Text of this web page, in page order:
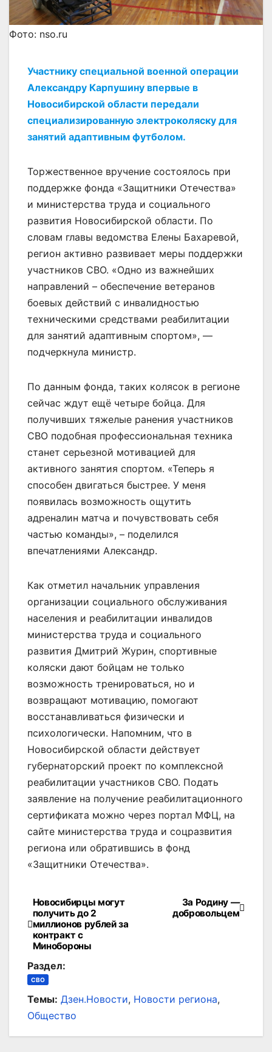
Фото: nso.ru
Участнику специальной военной операции
Александру Карпушину впервые в
Новосибирской области передали
специализированную электроколяску для
занятий адаптивным футболом.
Торжественное вручение состоялось при
поддержке фонда «Защитники Отечества»
и министерства труда и социального
развития Новосибирской области. По
словам главы ведомства Елены Бахаревой,
регион активно развивает меры поддержки
участников СВО. «Одно из важнейших
направлений – обеспечение ветеранов
боевых действий с инвалидностью
техническими средствами реабилитации
для занятий адаптивным спортом», —
подчеркнула министр.
По данным фонда, таких колясок в регионе
сейчас ждут ещё четыре бойца. Для
получивших тяжелые ранения участников
СВО подобная профессиональная техника
станет серьезной мотивацией для
активного занятия спортом. «Теперь я
способен двигаться быстрее. У меня
появилась возможность ощутить
адреналин матча и почувствовать себя
частью команды», – поделился
впечатлениями Александр.
Как отметил начальник управления
организации социального обслуживания
населения и реабилитации инвалидов
министерства труда и социального
развития Дмитрий Журин, спортивные
коляски дают бойцам не только
возможность тренироваться, но и
возвращают мотивацию, помогают
восстанавливаться физически и
психологически. Напомним, что в
Новосибирской области действует
губернаторский проект по комплексной
реабилитации участников СВО. Подать
заявление на получение реабилитационного
сертификата можно через портал МФЦ, на
сайте министерства труда и соцразвития
региона или обратившись в фонд
«Защитники Отечества».
Навигация
по
записям
За Родину —
добровольцем
Новосибирцы могут
получить до 2
миллионов рублей за
контракт с
Минобороны
Раздел:
СВО
Темы: Дзен.Новости, Новости региона,
Общество